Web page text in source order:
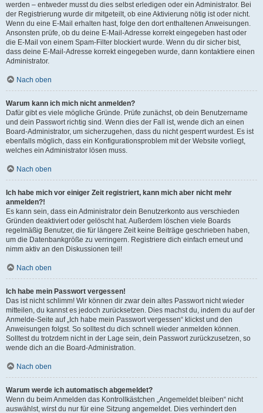
werden – entweder musst du dies selbst erledigen oder ein Administrator. Bei
der Registrierung wurde dir mitgeteilt, ob eine Aktivierung nötig ist oder nicht.
Wenn du eine E-Mail erhalten hast, folge den dort enthaltenen Anweisungen.
Ansonsten prüfe, ob du deine E-Mail-Adresse korrekt eingegeben hast oder
die E-Mail von einem Spam-Filter blockiert wurde. Wenn du dir sicher bist,
dass deine E-Mail-Adresse korrekt eingegeben wurde, dann kontaktiere einen
Administrator.
Nach oben
Warum kann ich mich nicht anmelden?
Dafür gibt es viele mögliche Gründe. Prüfe zunächst, ob dein Benutzername
und dein Passwort richtig sind. Wenn dies der Fall ist, wende dich an einen
Board-Administrator, um sicherzugehen, dass du nicht gesperrt wurdest. Es ist
ebenfalls möglich, dass ein Konfigurationsproblem mit der Website vorliegt,
welches ein Administrator lösen muss.
Nach oben
Ich habe mich vor einiger Zeit registriert, kann mich aber nicht mehr
anmelden?!
Es kann sein, dass ein Administrator dein Benutzerkonto aus verschieden
Gründen deaktiviert oder gelöscht hat. Außerdem löschen viele Boards
regelmäßig Benutzer, die für längere Zeit keine Beiträge geschrieben haben,
um die Datenbankgröße zu verringern. Registriere dich einfach erneut und
nimm aktiv an den Diskussionen teil!
Nach oben
Ich habe mein Passwort vergessen!
Das ist nicht schlimm! Wir können dir zwar dein altes Passwort nicht wieder
mitteilen, du kannst es jedoch zurücksetzen. Dies machst du, indem du auf der
Anmelde-Seite auf „Ich habe mein Passwort vergessen“ klickst und den
Anweisungen folgst. So solltest du dich schnell wieder anmelden können.
Solltest du trotzdem nicht in der Lage sein, dein Passwort zurückzusetzen, so
wende dich an die Board-Administration.
Nach oben
Warum werde ich automatisch abgemeldet?
Wenn du beim Anmelden das Kontrollkästchen „Angemeldet bleiben“ nicht
auswählst, wirst du nur für eine Sitzung angemeldet. Dies verhindert den